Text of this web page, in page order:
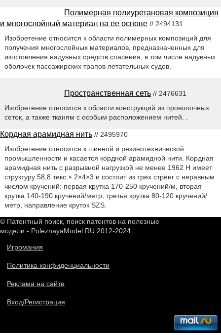
Полимерная полиуретановая композиция
и многослойный материал на ее основе // 2494131
Изобретение относится к области полимерных композиций для
получения многослойных материалов, предназначенных для
изготовления надувных средств спасения, в том числе надувных
оболочек пассажирских трапов летательных судов.
Пространственная сеть // 2476631
Изобретение относится к области конструкций из проволочных
сеток, а также тканям с особым расположением нитей. .
Кордная арамидная нить // 2495970
Изобретение относится к шинной и резинотехнической
промышленности и касается кордной арамидной нити. Кордная
арамидная нить с разрывной нагрузкой не менее 1962 Н имеет
структуру 58,8 текс × 2×4×3 и состоит из трех стренг с неравным
числом кручений: первая крутка 170-250 кручений/м, вторая
крутка 140-190 кручений/метр, третья крутка 80-120 кручений/
метр, направление круток SZS.
© Патентный поиск, поиск патентов на полезные
модели - PoleznayaModel.RU 2012-2024
Игромания
Политика конфиденциальности
Реклама на сайте
Вход/Регистрация